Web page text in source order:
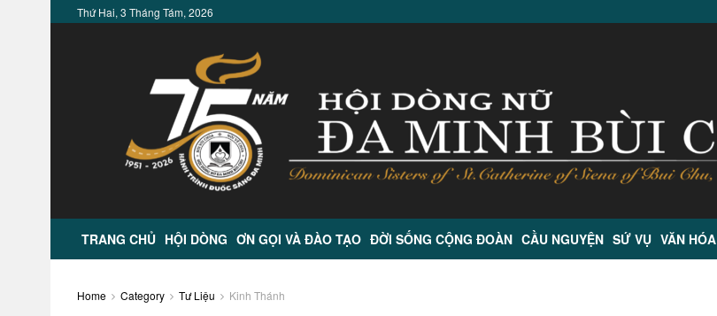
Thứ Hai, 3 Tháng Tám, 2026
TRANG CHỦ HỘI DÒNG ƠN GỌI VÀ ĐÀO TẠO ĐỜI SỐNG CỘNG ĐOÀN CẦU NGUYỆN SỨ VỤ VĂN HÓA
Home Category Tư Liệu Kinh Thánh